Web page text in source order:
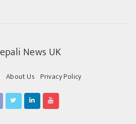
About Us Privacy Policy